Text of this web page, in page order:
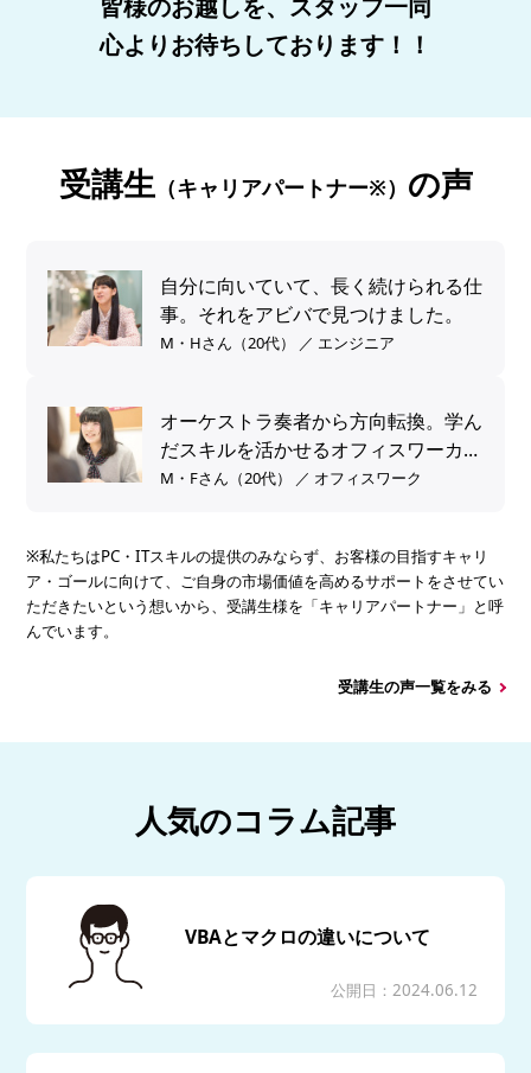
皆様のお越しを、スタッフ一同
心よりお待ちしております！！
受講生（キャリアパートナー※） の声
自分に向いていて、長く続けられる仕
事。それをアビバで見つけました。
M・Hさん（20代） ／ エンジニア
オーケストラ奏者から方向転換。学ん
だスキルを活かせるオフィスワーカー
へ。
M・Fさん（20代） ／ オフィスワーク
※私たちはPC・ITスキルの提供のみならず、お客様の目指すキャリ
ア・ゴールに向けて、ご自身の市場価値を高めるサポートをさせてい
ただきたいという想いから、受講生様を「キャリアパートナー」と呼
んでいます。
受講生の声一覧をみる
人気のコラム記事
VBAとマクロの違いについて
公開日：2024.06.12